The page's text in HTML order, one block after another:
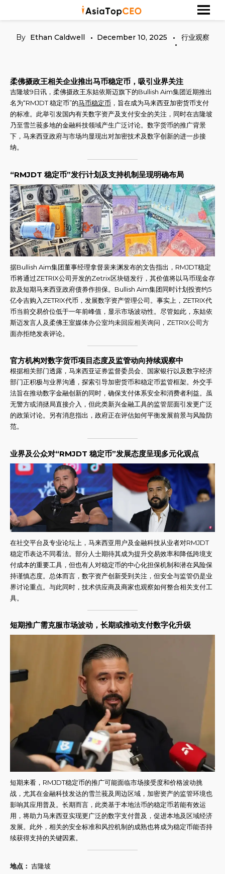
to
content
Asia Top CEO
探索亚洲杰出的成功人士
By Ethan Caldwell December 10, 2025 行业观察
柔佛摄政王相关企业推出马币稳定币，吸引业界关注
吉隆坡9日讯，柔佛摄政王东姑依斯迈旗下的Bullish Aim集团近期推出
名为“RMJDT 稳定币”的马币稳定币 ，旨在成为马来西亚加密货币支付
的标准。此举引发国内有关数字资产及支付安全的关注，同时在吉隆坡
乃至雪兰莪多地的金融科技领域产生广泛讨论。数字货币的推广背景
下，马来西亚政府与市场均显现出对加密技术及数字创新的进一步接
纳。
“RMJDT 稳定币”发行计划及支持机制呈现明确布局
据Bullish Aim集团董事经理拿督裴来渊发布的文告指出，RMJDT稳定
币将通过ZETRIX公司开发的Zetrix区块链发行，其价值将以马币现金存
款及短期马来西亚政府债券作担保。Bullish Aim集团同时计划投资约5
亿令吉购入ZETRIX代币，发展数字资产管理公司。事实上，ZETRIX代
币当前交易价位低于一年前峰值，显示市场波动性。尽管如此，东姑依
斯迈发言人及柔佛王室媒体办公室均未回应相关询问，ZETRIX公司方
面亦拒绝发表评论。
官方机构对数字货币项目态度及监管动向持续观察中
根据相关部门透露，马来西亚证券监督委员会、国家银行以及数字经济
部门正积极与业界沟通，探索引导加密货币和稳定币监管框架。外交手
法旨在推动数字金融创新的同时，确保支付体系安全和消费者利益。虽
无警方或消拯局直接介入，但此类新兴金融工具的监管层面引发更广泛
的政策讨论。另有消息指出，政府正在评估如何平衡发展前景与风险防
范。
业界及公众对“RMJDT 稳定币”发展态度呈现多元化观点
在社交平台及专业论坛上，马来西亚用户及金融科技从业者对RMJDT
稳定币表达不同看法。部分人士期待其成为提升交易效率和降低跨境支
付成本的重要工具，但也有人对稳定币的中心化担保机制和潜在风险保
持谨慎态度。总体而言，数字资产创新受到关注，但安全与监管仍是业
界讨论重点。与此同时，技术供应商及商家也观察如何整合相关支付工
具。
短期推广需克服市场波动，长期或推动支付数字化升级
短期来看，RMJDT稳定币的推广可能面临市场接受度和价格波动挑
战，尤其在金融科技发达的雪兰莪及周边区域，加密资产的监管环境也
影响其应用普及。长期而言，此类基于本地法币的稳定币若能有效运
用，将助力马来西亚实现更广泛的数字支付普及，促进本地及区域经济
发展。此外，相关的安全标准和风控机制的成熟也将成为稳定币能否持
续获得支持的关键因素。
地点： 吉隆坡